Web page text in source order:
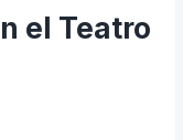
el Teatro